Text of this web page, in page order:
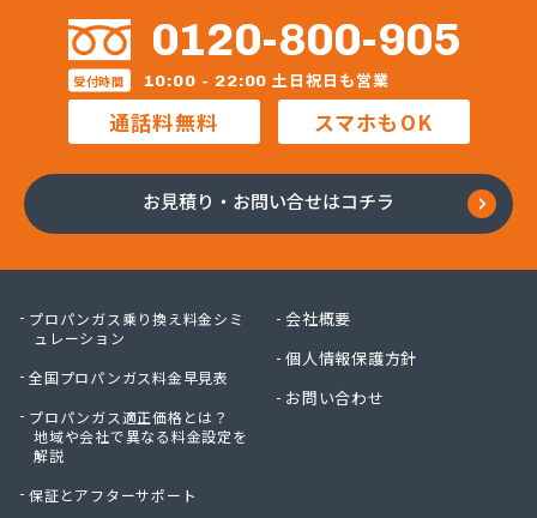
三愛オブリガス東日本株式会社 栃木支店 宇都宮
営業所/卸売課
三柴正雄商店
三田岱治商店
氏家高圧ガス保安センター
小篠酸素株式会社
小島不動産
小野崎燃料設備有限会社
松島ガス株式会社
上都賀プロパンガス協同組合
神山液化ガス
0120-800-905
受付時間 10:00 - 22:00 土日祝日も営業
通話料無料 スマホもOK
お見積り・お問い合せはコチラ
プロパンガス乗り換え料金シミ
ュレーション
全国プロパンガス料金早見表
プロパンガス適正価格とは？
地域や会社で異なる料金設定を
解説
保証とアフターサポート
会社概要
個人情報保護方針
お問い合わせ